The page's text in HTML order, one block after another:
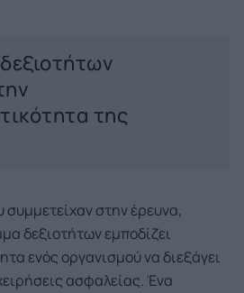
της
συμμετείχαν στην έρευνα,
δεξιοτήτων εμποδίζει
ενός οργανισμού να διεξάγει
ασφαλείας. Ένα